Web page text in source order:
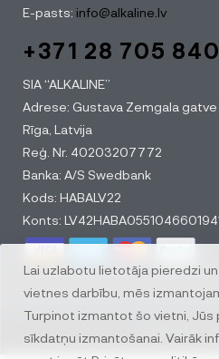
Lai uzlabotu lietotāja pieredzi
vietnes darbību, mēs
Turpinot izmantot šo vietni, Jūs
sīkdatņu izmantošanai. Vairāk
E-pasts: info@alkaline.lv
+371 28 705 840
SIA “ALKALINE”
Adrese: Gustava Zemgala gatve
Rīga, Latvija
Reģ. Nr. 40203207772
Banka: A/S Swedbank
Kods: HABALV22
Konts:
© All rights